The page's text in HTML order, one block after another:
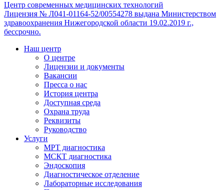
Центр современных медицинских технологий
Лицензия № Л041-01164-52/00554278 выдана Министерством
здравоохранения Нижегородской области 19.02.2019 г.,
бессрочно.
Наш центр
О центре
Лицензии и документы
Вакансии
Пресса о нас
История центра
Доступная среда
Охрана труда
Реквизиты
Руководство
Услуги
МРТ диагностика
МСКТ диагностика
Эндоскопия
Диагностическое отделение
Лабораторные исследования